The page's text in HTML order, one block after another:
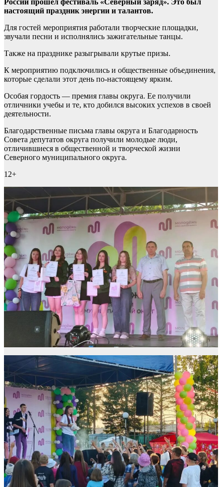
России прошел фестиваль «Северный заряд». Это был
настоящий праздник энергии и талантов.
Для гостей мероприятия работали творческие площадки,
звучали песни и исполнялись зажигательные танцы.
Также на празднике разыгрывали крутые призы.
К мероприятию подключились и общественные объединения,
которые сделали этот день по-настоящему ярким.
Особая гордость — премия главы округа. Ее получили
отличники учебы и те, кто добился высоких успехов в своей
деятельности.
Благодарственные письма главы округа и Благодарность
Совета депутатов округа получили молодые люди,
отличившиеся в общественной и творческой жизни
Северного муниципального округа.
12+